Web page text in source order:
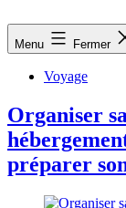
au
contenu
Menu Fermer
Voyage
Organiser
préparer